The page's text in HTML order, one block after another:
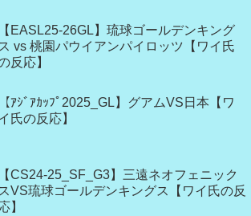
【EASL25-26GL】琉球ゴールデンキング
ス vs 桃園パウイアンパイロッツ【ワイ氏
反応】
【ｱｼﾞｱｶｯﾌﾟ2025_GL】グアムVS日本【ワ
氏の反応】
【CS24-25_SF_G3】三遠ネオフェニック
スVS琉球ゴールデンキングス【ワイ氏の反
】